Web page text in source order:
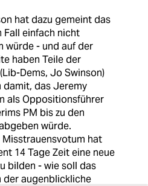
hat dazu gemeint das
Fall einfach nicht
würde - und auf der
haben Teile der
Dems, Jo Swinson)
damit, das Jeremy
als Oppositionsführer
PM bis zu den
würde.
Misstrauensvotum hat
14 Tage Zeit eine neue
bilden - wie soll das
der augenblickliche